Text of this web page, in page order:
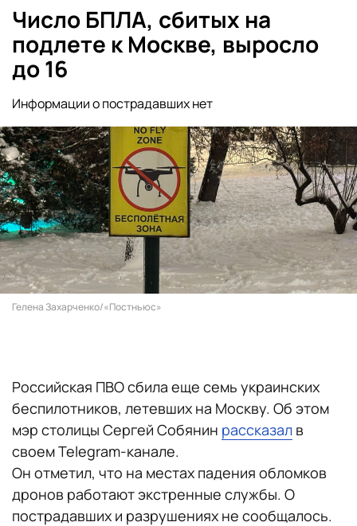
Число БПЛА, сбитых на
подлете к Москве, выросло
до 16
Информации о пострадавших нет
Гелена Захарченко/«Постньюс»
Российская ПВО сбила еще семь украинских
беспилотников, летевших на Москву. Об этом
мэр столицы Сергей Собянин рассказал в
своем Telegram-канале.
Он отметил, что на местах падения обломков
дронов работают экстренные службы. О
пострадавших и разрушениях не сообщалось.